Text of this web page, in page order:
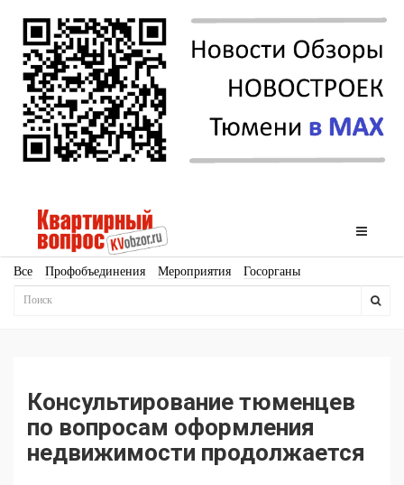
Все Профобъединения Мероприятия Госорганы
Новостройки
Продвижение Поздравляем
Ещё
Консультирование тюменцев
по вопросам оформления
недвижимости продолжается